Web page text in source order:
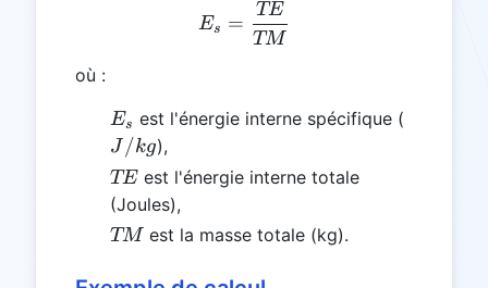
E_s = \frac{TE}{TM}
Es =
TM
TE
où :
E_s
Es est l'énergie interne spécifique (
J /kg),
TE
TE est l'énergie interne totale
(Joules),
TM
TM est la masse totale (kg).